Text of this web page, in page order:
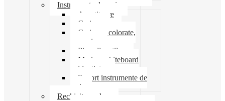
Instrumente de scris
Ascutitoare
Carioca
Creioane colorate,
mecanice
Pix roller stilou
Marker whiteboard
evidentiator
Suport instrumente de
scris
Rechizite scolare